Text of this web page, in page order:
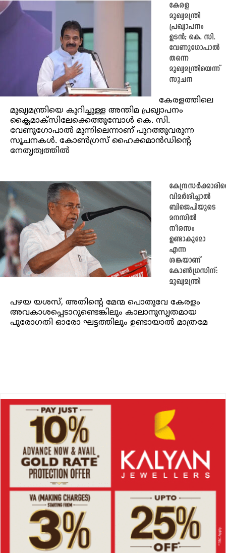
കേരള
മുഖ്യമന്ത്രി
പ്രഖ്യാപനം
ഉടൻ; കെ. സി.
വേണുഗോപാൽ
തന്നെ
മുഖ്യമന്ത്രിയെന്ന്
സൂചന
കേരളത്തിലെ
മുഖ്യമന്ത്രിയെ കുറിച്ചുള്ള അന്തിമ പ്രഖ്യാപനം
ക്ലൈമാക്സിലേക്കെത്തുമ്പോൾ കെ. സി.
വേണുഗോപാൽ മുന്നിലെന്നാണ് പുറത്തുവരുന്ന
സൂചനകൾ. കോൺഗ്രസ് ഹൈക്കമാൻഡിന്റെ
നേതൃത്വത്തിൽ
വിമർശിച്ചാൽ
ബിജെപിയുടെ
മനസിൽ
നീരസം
ഉണ്ടാകുമോ
എന്ന
ശങ്കയാണ്
കോൺഗ്രസിന്:
മുഖ്യമന്ത്രി
പഴയ യശസ്, അതിന്റെ മേന്മ പൊതുവേ കേരളം
അവകാശപ്പെടാറുണ്ടെങ്കിലും കാലാനുസൃതമായ
പുരോഗതി ഓരോ ഘട്ടത്തിലും ഉണ്ടായാല്‍ മാത്രമേ